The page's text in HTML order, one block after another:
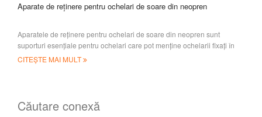
Aparate de reținere pentru ochelari de soare din neopren
Aparatele de reținere pentru ochelari de soare din neopren sunt
suporturi esențiale pentru ochelari care pot menține ochelarii fixați în
siguranță în jurul brațelor
CITEȘTE MAI MULT
Căutare conexă